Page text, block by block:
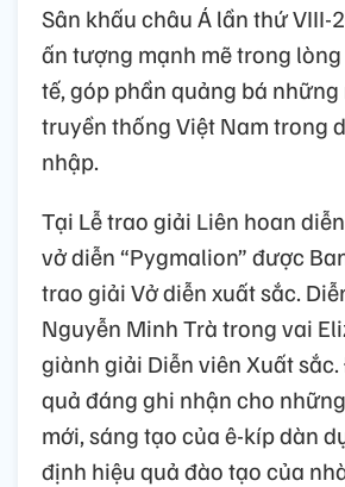
Sân khấu châu Á lần thứ VIII-
ấn tượng mạnh mẽ trong
tế, góp phần quảng bá
truyền thống Việt Nam trong
nhập.
Tại Lễ trao giải Liên hoan
vở diễn “Pygmalion” được
trao giải Vở diễn xuất sắc.
Nguyễn Minh Trà trong vai
giành giải Diễn viên Xuất
quả đáng ghi nhận cho
mới, sáng tạo của ê-kíp dàn
định hiệu quả đào tạo của